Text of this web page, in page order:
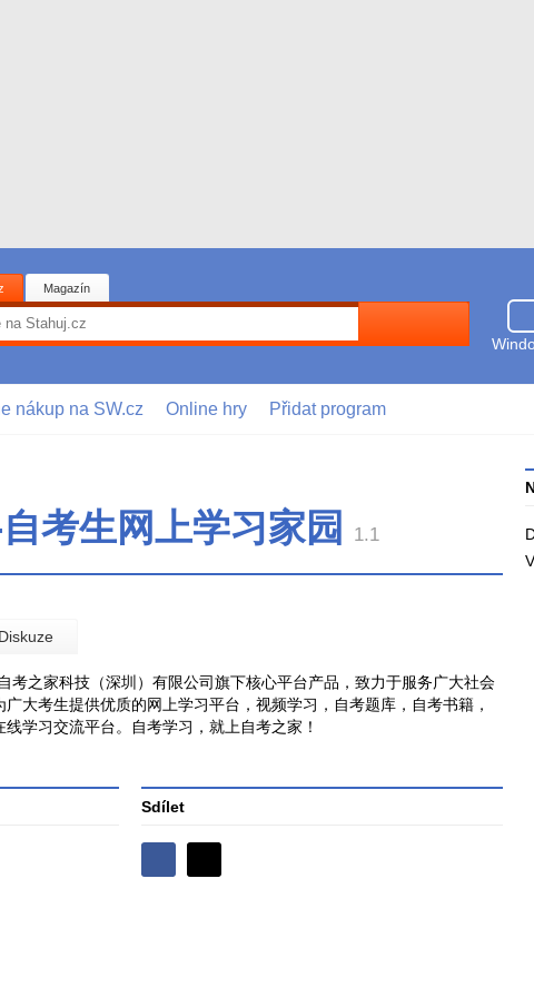
Magazín
nákup na SW.cz Online hry Přidat program
考生网上学习家园 1.1
Diskuze
考之家科技（深圳）有限公司旗下核心平台产品，致力于服务广大社会
大考生提供优质的网上学习平台，视频学习，自考题库，自考书籍，
学习交流平台。自考学习，就上自考之家！
Sdílet
Sdílejte